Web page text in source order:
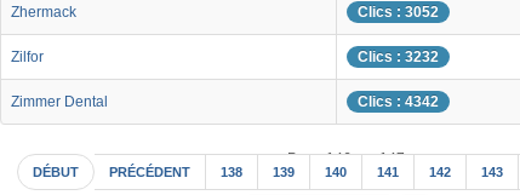
Zhermack Clics : 3052
Zilfor Clics : 3232
Zimmer Dental Clics : 4342
Page 146 sur 147
DÉBUT PRÉCÉDENT 138 139 140 141 142 143